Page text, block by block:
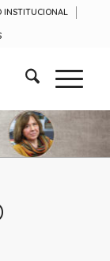
INSTITUCIONAL